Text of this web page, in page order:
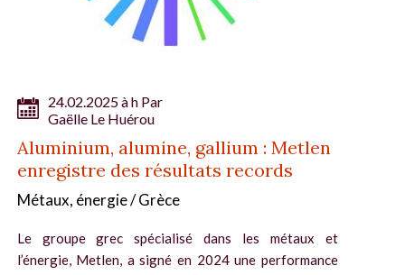
24.02.2025 à h Par
Gaëlle Le Huérou
Aluminium, alumine, gallium : Metlen
enregistre des résultats records
Métaux, énergie / Grèce
Le groupe grec spécialisé dans les métaux et
l’énergie, Metlen, a signé en 2024 une performance